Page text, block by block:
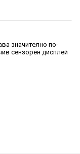
значително по-
сензорен дисплей